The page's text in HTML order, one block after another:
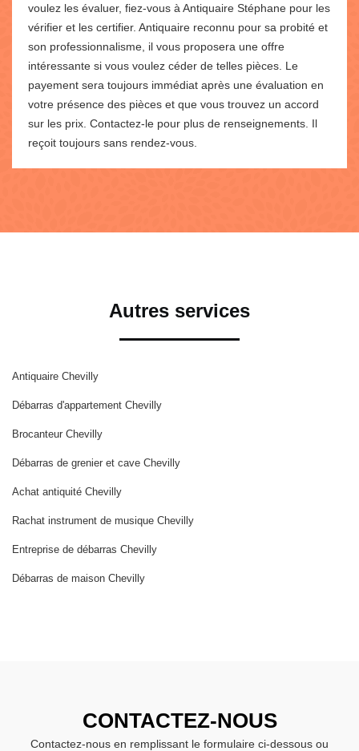
voulez les évaluer, fiez-vous à Antiquaire Stéphane pour les
vérifier et les certifier. Antiquaire reconnu pour sa probité et
son professionnalisme, il vous proposera une offre
intéressante si vous voulez céder de telles pièces. Le
payement sera toujours immédiat après une évaluation en
votre présence des pièces et que vous trouvez un accord
sur les prix. Contactez-le pour plus de renseignements. Il
reçoit toujours sans rendez-vous.
Autres services
Antiquaire Chevilly
Débarras d'appartement Chevilly
Brocanteur Chevilly
Débarras de grenier et cave Chevilly
Achat antiquité Chevilly
Rachat instrument de musique Chevilly
Entreprise de débarras Chevilly
Débarras de maison Chevilly
CONTACTEZ-NOUS
Contactez-nous en remplissant le formulaire ci-dessous ou